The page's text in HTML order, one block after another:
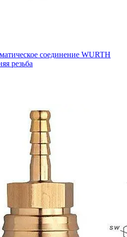
соединение WURTH
резьба